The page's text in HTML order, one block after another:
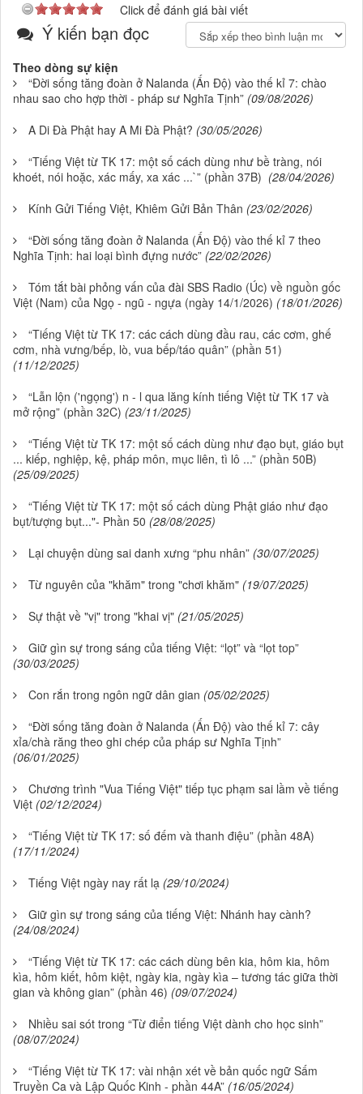
Click để đánh giá bài viết
Ý kiến bạn đọc
Theo dòng sự kiện
“Đời sống tăng đoàn ở Nalanda (Ấn Độ) vào thế kỉ 7: chào
nhau sao cho hợp thời - pháp sư Nghĩa Tịnh” (09/08/2026)
A Di Đà Phật hay A Mi Đà Phật? (30/05/2026)
“Tiếng Việt từ TK 17: một số cách dùng như bề tràng, nói
khoét, nói hoặc, xác mấy, xa xác ...`” (phần 37B) (28/04/2026)
Kính Gửi Tiếng Việt, Khiêm Gửi Bản Thân (23/02/2026)
“Đời sống tăng đoàn ở Nalanda (Ấn Độ) vào thế kỉ 7 theo
Nghĩa Tịnh: hai loại bình đựng nước” (22/02/2026)
Tóm tắt bài phỏng vấn của đài SBS Radio (Úc) về nguồn gốc
Việt (Nam) của Ngọ - ngũ - ngựa (ngày 14/1/2026) (18/01/2026)
“Tiếng Việt từ TK 17: các cách dùng đầu rau, các cơm, ghế
cơm, nhà vưng/bếp, lò, vua bếp/táo quân” (phần 51)
(11/12/2025)
“Lẫn lộn ('ngọng') n - l qua lăng kính tiếng Việt từ TK 17 và
mở rộng” (phần 32C) (23/11/2025)
“Tiếng Việt từ TK 17: một số cách dùng như đạo bụt, giáo bụt
... kiếp, nghiệp, kệ, pháp môn, mục liên, tì lô ...” (phần 50B)
(25/09/2025)
“Tiếng Việt từ TK 17: một số cách dùng Phật giáo như đạo
bụt/tượng bụt..."- Phần 50 (28/08/2025)
Lại chuyện dùng sai danh xưng “phu nhân” (30/07/2025)
Từ nguyên của "khăm" trong "chơi khăm" (19/07/2025)
Sự thật về "vị" trong "khai vị" (21/05/2025)
Giữ gìn sự trong sáng của tiếng Việt: “lọt” và “lọt top”
(30/03/2025)
Con rắn trong ngôn ngữ dân gian (05/02/2025)
“Đời sống tăng đoàn ở Nalanda (Ấn Độ) vào thế kỉ 7: cây
xỉa/chà răng theo ghi chép của pháp sư Nghĩa Tịnh”
(06/01/2025)
Chương trình "Vua Tiếng Việt" tiếp tục phạm sai lầm về tiếng
Việt (02/12/2024)
“Tiếng Việt từ TK 17: số đếm và thanh điệu” (phần 48A)
(17/11/2024)
Tiếng Việt ngày nay rất lạ (29/10/2024)
Giữ gìn sự trong sáng của tiếng Việt: Nhánh hay cành?
(24/08/2024)
“Tiếng Việt từ TK 17: các cách dùng bên kia, hôm kia, hôm
kìa, hôm kiết, hôm kiệt, ngày kia, ngày kìa – tương tác giữa thời
gian và không gian” (phần 46) (09/07/2024)
Nhiều sai sót trong “Từ điển tiếng Việt dành cho học sinh”
(08/07/2024)
“Tiếng Việt từ TK 17: vài nhận xét về bản quốc ngữ Sấm
Truyền Ca và Lập Quốc Kinh - phần 44A” (16/05/2024)